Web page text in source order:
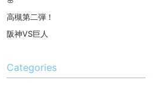
高槻第二弾！
阪神VS巨人
Categories